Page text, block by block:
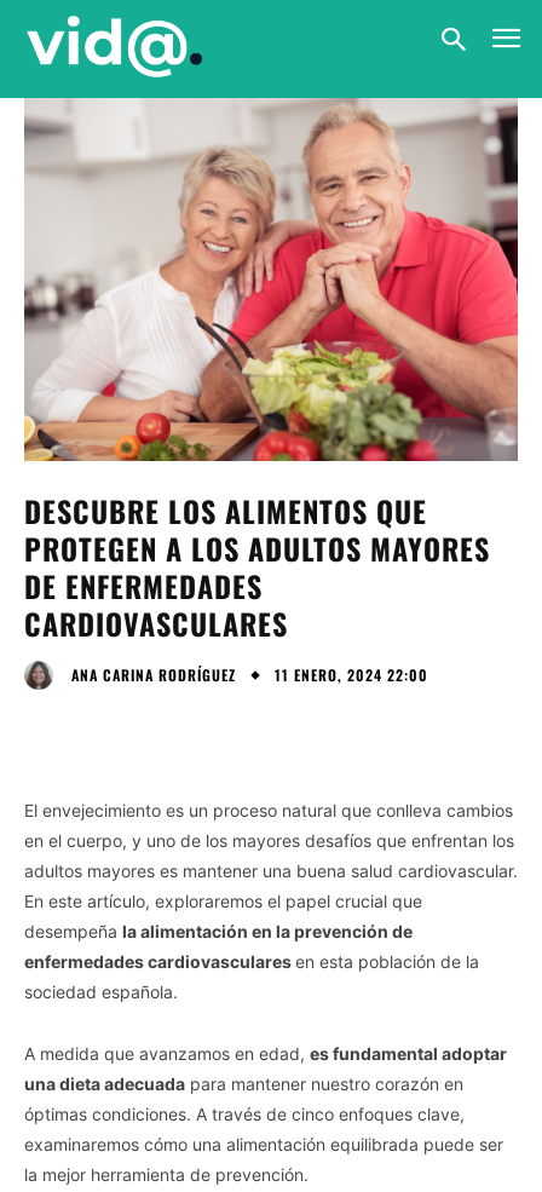
DESCUBRE LOS ALIMENTOS QUE
PROTEGEN A LOS ADULTOS MAYORES
DE ENFERMEDADES
CARDIOVASCULARES
ANA CARINA RODRÍGUEZ 11 ENERO, 2024 22:00
El envejecimiento es un proceso natural que conlleva cambios
en el cuerpo, y uno de los mayores desafíos que enfrentan los
adultos mayores es mantener una buena salud cardiovascular.
En este artículo, exploraremos el papel crucial que
desempeña la alimentación en la prevención de
enfermedades cardiovascularesen esta población de la
sociedad española.
A medida que avanzamos en edad, es fundamental adoptar
una dieta adecuada para mantener nuestro corazón en
óptimas condiciones. A través de cinco enfoques clave,
examinaremos cómo una alimentación equilibrada puede ser
la mejor herramienta de prevención.